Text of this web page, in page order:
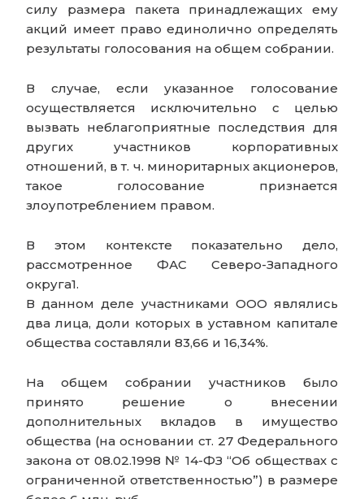
силу размера пакета принадлежащих ему
акций имеет право единолично определять
результаты голосования на общем собрании.
В случае, если указанное голосование
осуществляется исключительно с целью
вызвать неблагоприятные последствия для
других участников корпоративных
отношений, в т. ч. миноритарных акционеров,
такое голосование признается
злоупотреблением правом.
В этом контексте показательно дело,
рассмотренное ФАС Северо-Западного
округа1.
В данном деле участниками ООО являлись
два лица, доли которых в уставном капитале
общества составляли 83,66 и 16,34%.
На общем собрании участников было
принято решение о внесении
дополнительных вкладов в имущество
общества (на основании ст. 27 Федерального
закона от 08.02.1998 № 14-ФЗ “Об обществах с
ограниченной ответственностью”) в размере